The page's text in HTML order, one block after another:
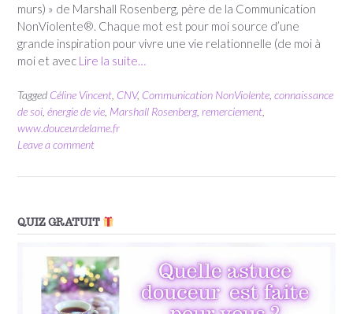
murs) » de Marshall Rosenberg, père de la Communication
NonViolente®. Chaque mot est pour moi source d’une
grande inspiration pour vivre une vie relationnelle (de moi à
moi et avec Lire la suite…
Tagged Céline Vincent CNV, Communication NonViolente connaissance
de soi énergie de vie Marshall Rosenberg, remerciement
www.douceurdelame.fr
Leave a comment
QUIZ GRATUIT